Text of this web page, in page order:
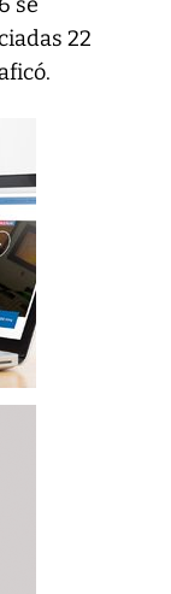
se
22